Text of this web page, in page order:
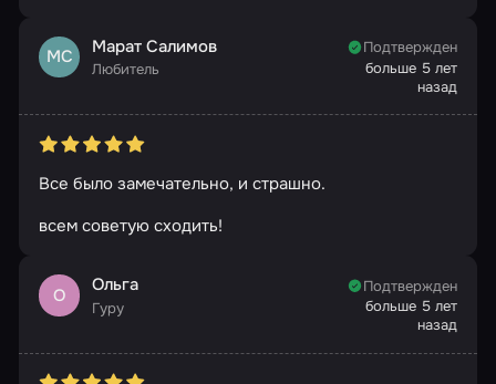
МС Марат Салимов
Любитель
Подтвержден
больше 5 лет
назад
Все было замечательно, и страшно.
всем советую сходить!
О Ольга
Гуру
Подтвержден
больше 5 лет
назад